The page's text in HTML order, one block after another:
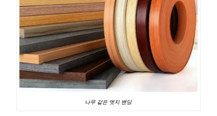
나무 같은 엣지 밴딩